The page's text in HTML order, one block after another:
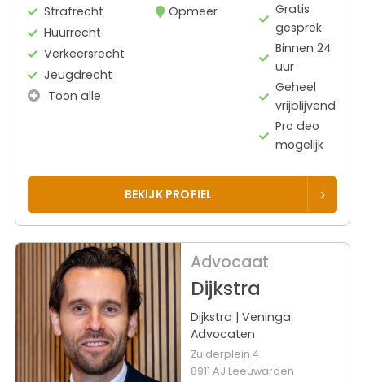
Strafrecht
Huurrecht
Verkeersrecht
Jeugdrecht
Toon alle
Opmeer
Gratis
gesprek
Binnen 24
uur
Geheel
vrijblijvend
Pro deo
mogelijk
BEKIJK PROFIEL
Advocaat
Dijkstra
Dijkstra | Veninga
Advocaten
Zuiderplein 4
8911 AJ Leeuwarden